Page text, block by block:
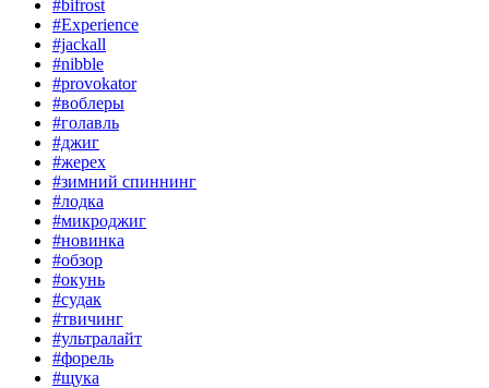
#bifrost
#Experience
#jackall
#nibble
#provokator
#воблеры
#голавль
#джиг
#жерех
#зимний спиннинг
#лодка
#микроджиг
#новинка
#обзор
#окунь
#судак
#твичинг
#ультралайт
#форель
#щука